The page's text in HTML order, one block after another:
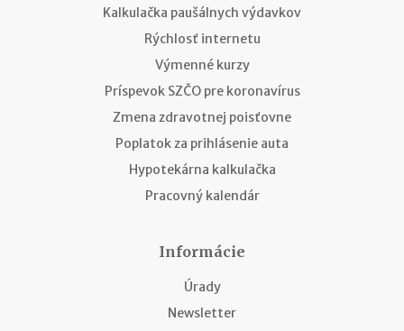
Kalkulačka paušálnych výdavkov
Rýchlosť internetu
Výmenné kurzy
Príspevok SZČO pre koronavírus
Zmena zdravotnej poisťovne
Poplatok za prihlásenie auta
Hypotekárna kalkulačka
Pracovný kalendár
Informácie
Úrady
Newsletter